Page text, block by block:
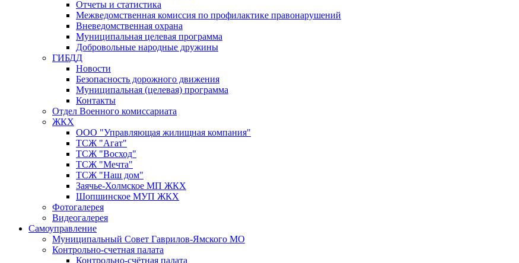
Отчеты и статистика
Межведомственная комиссия по профилактике правонарушений
Вневедомственная охрана
Муниципальная целевая программа
Добровольные народные дружины
ГИБДД
Новости
Безопасность дорожного движения
Муниципальная (целевая) программа
Контакты
Отдел Военного комиссариата
ЖКХ
ООО "Управляющая жилищная компания"
ТСЖ "Агат"
ТСЖ "Восход"
ТСЖ "Мечта"
ТСЖ "Наш дом"
Заячье-Холмское МП ЖКХ
Шопшинское МУП ЖКХ
Фотогалерея
Видеогалерея
Самоуправление
Муниципальный Совет Гаврилов-Ямского МО
Контрольно-счетная палата
Контрольно-счётная палата